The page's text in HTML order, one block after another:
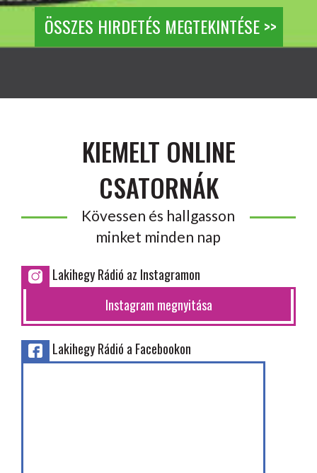
ÖSSZES HIRDETÉS MEGTEKINTÉSE >>
KIEMELT ONLINE
CSATORNÁK
Kövessen és hallgasson
minket minden nap
Lakihegy Rádió az Instagramon
Instagram megnyitása
Lakihegy Rádió a Facebookon